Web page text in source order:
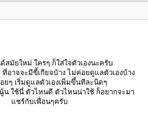
สมัยใหม่ ใครๆ ก็ใส่ใจตัวเองนะครับ
อาจจะมีขี้เกียจบ้าง ไม่ค่อยดูแลตัวเองบ้าง
ๆ เริ่มดูแลตัวเองเพิ่มขึ้นทีละนิดๆ
น ใช้นี่ ตัวไหนดี ตัวไหนน่าใช้ ก็อยากจะมา
แชร์กับเพื่อนๆครับ